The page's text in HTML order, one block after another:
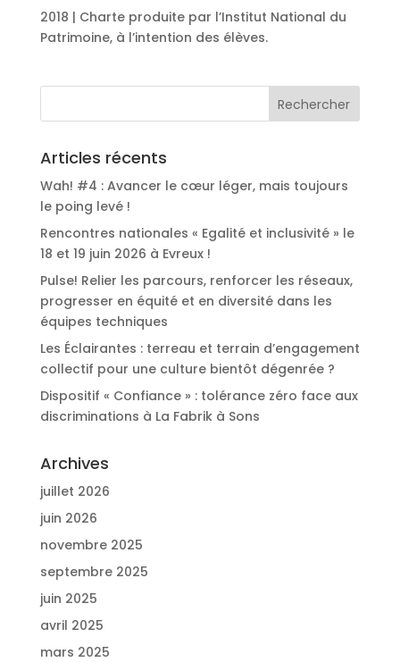
2018 | Charte produite par l’Institut National du
Patrimoine, à l’intention des élèves.
Articles récents
Wah! #4 : Avancer le cœur léger, mais toujours
le poing levé !
Rencontres nationales « Egalité et inclusivité » le
18 et 19 juin 2026 à Evreux !
Pulse! Relier les parcours, renforcer les réseaux,
progresser en équité et en diversité dans les
équipes techniques
Les Éclairantes : terreau et terrain d’engagement
collectif pour une culture bientôt dégenrée ?
Dispositif « Confiance » : tolérance zéro face aux
discriminations à La Fabrik à Sons
Archives
juillet 2026
juin 2026
novembre 2025
septembre 2025
juin 2025
avril 2025
mars 2025